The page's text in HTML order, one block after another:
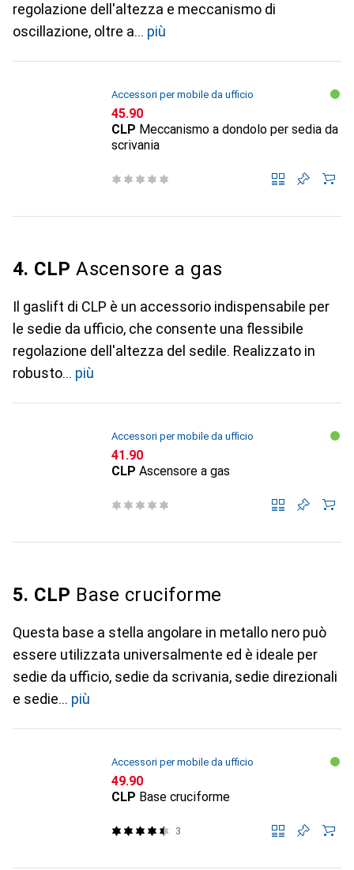
regolazione dell'altezza e meccanismo di
oscillazione, oltre a
più
Accessori per mobile da ufficio
CHF
45.90
CLP Meccanismo a dondolo per sedia da
scrivania
4. CLP Ascensore a gas
Il gaslift di CLP è un accessorio indispensabile per
le sedie da ufficio, che consente una flessibile
regolazione dell'altezza del sedile. Realizzato in
robusto
più
Accessori per mobile da ufficio
CHF
41.90
CLP Ascensore a gas
5. CLP Base cruciforme
Questa base a stella angolare in metallo nero può
essere utilizzata universalmente ed è ideale per
sedie da ufficio, sedie da scrivania, sedie direzionali
e sedie
più
Accessori per mobile da ufficio
CHF
49.90
CLP Base cruciforme
3